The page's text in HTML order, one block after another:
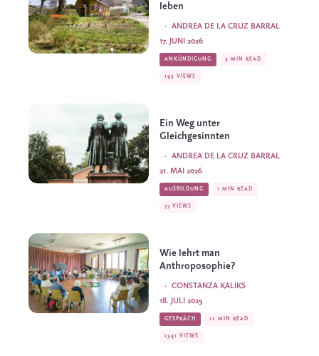
leben
ANDREA DE LA CRUZ BARRAL
·
17. JUNI 2026
ANKÜNDIGUNG 3 MIN READ
195 VIEWS
Ein Weg unter
Gleichgesinnten
ANDREA DE LA CRUZ BARRAL
·
21. MAI 2026
AUSBILDUNG 1 MIN READ
77 VIEWS
Wie lehrt man
Anthroposophie?
CONSTANZA KALIKS
·
18. JULI 2025
GESPRÄCH 12 MIN READ
1341 VIEWS